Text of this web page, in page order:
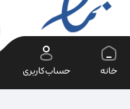
خانه حساب‌کاربری